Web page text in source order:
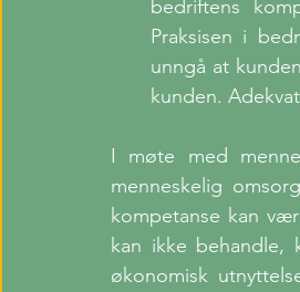
bedriftens
Praksisen i
unngå at
kunden.
I møte med
menneskelig
kompetanse kan
kan ikke behandle,
økonomisk